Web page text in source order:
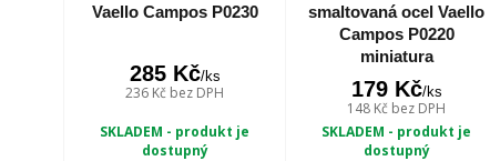
Vaello Campos P0230
285 Kč/ks
236 Kč bez DPH
SKLADEM - produkt je
dostupný
smaltovaná ocel Vaello
Campos P0220
miniatura
179 Kč/ks
148 Kč bez DPH
SKLADEM - produkt je
dostupný